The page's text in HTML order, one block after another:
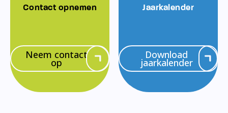
Contact opnemen
Neem contact
op
Jaarkalender
Download
jaarkalender